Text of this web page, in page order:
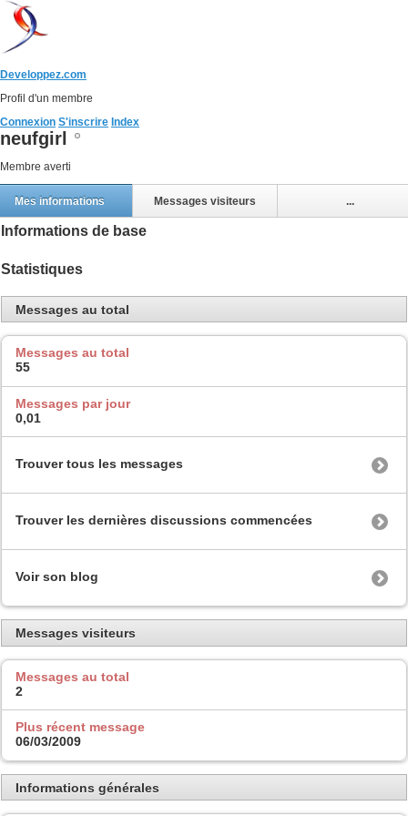
Developpez.com
Profil d'un membre
Connexion S'inscrire Index
neufgirl
Membre averti
Mes informations Messages visiteurs ...
Informations de base
Statistiques
Messages au total
Messages au total
55
Messages par jour
0,01
Trouver tous les messages
Trouver les dernières discussions commencées
Voir son blog
Messages visiteurs
Messages au total
2
Plus récent message
06/03/2009
Informations générales